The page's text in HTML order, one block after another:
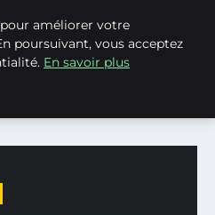
SAS ET ENTREPRISE…
améliorer votre
poursuivant, vous acceptez
En savoir plus